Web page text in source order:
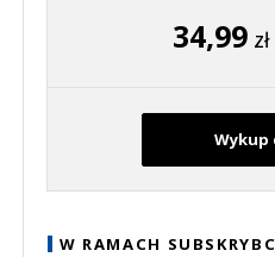
34,99
Wykup
W RAMACH